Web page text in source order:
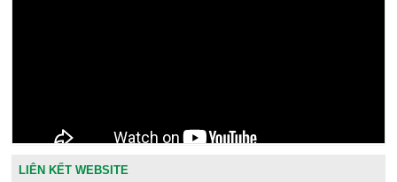
LIÊN KẾT WEBSITE